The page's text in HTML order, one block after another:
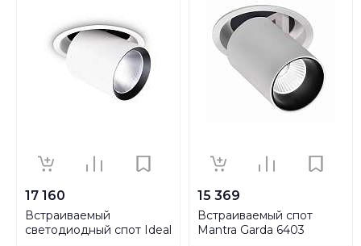
17 160
Встраиваемый
светодиодный спот Ideal
15 369
Встраиваемый спот
Mantra Garda 6403